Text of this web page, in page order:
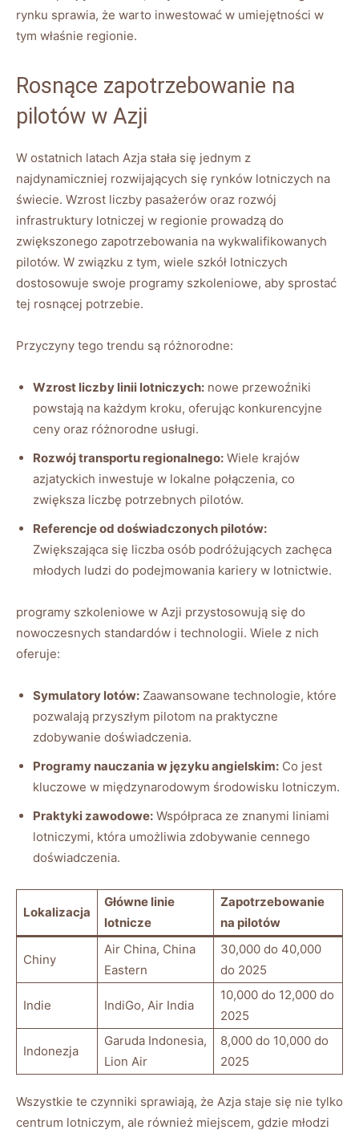
rynku sprawia, że warto inwestować w umiejętności w
tym​ właśnie regionie.
Rosnące zapotrzebowanie na
pilotów w Azji
W ​ostatnich latach Azja stała ​się ⁣jednym z
najdynamiczniej rozwijających się rynków lotniczych na
świecie.⁢ Wzrost ⁢liczby pasażerów oraz ⁣rozwój
infrastruktury ‌lotniczej w ⁣regionie ​prowadzą do
zwiększonego zapotrzebowania na wykwalifikowanych
pilotów.​ W ​związku ⁣z tym, wiele szkół lotniczych
dostosowuje swoje programy szkoleniowe,⁤ aby sprostać⁤
tej rosnącej potrzebie.
Przyczyny tego​ trendu są różnorodne:
Wzrost liczby‌ linii ⁤lotniczych: nowe ​przewoźniki
powstają na każdym kroku, oferując konkurencyjne
ceny oraz różnorodne usługi.
Rozwój transportu regionalnego: ‌Wiele krajów
azjatyckich ⁢inwestuje w lokalne⁣ połączenia, co
zwiększa liczbę ​potrzebnych pilotów.
Referencje od doświadczonych⁣ pilotów:
Zwiększająca się​ liczba osób podróżujących zachęca
młodych ⁤ludzi do podejmowania kariery w lotnictwie.
programy szkoleniowe w Azji przystosowują się ⁢do
⁢nowoczesnych standardów ‍i‍ technologii. Wiele z nich​
oferuje:
Symulatory lotów: Zaawansowane ⁣technologie, które
pozwalają przyszłym pilotom ​na praktyczne
zdobywanie doświadczenia.
Programy nauczania w języku angielskim: Co jest
kluczowe⁢ w międzynarodowym środowisku ​lotniczym.
Praktyki zawodowe: Współpraca ze znanymi liniami
lotniczymi, która umożliwia zdobywanie cennego
doświadczenia.
Lokalizacja
Główne linie
lotnicze
Zapotrzebowanie
na ‌pilotów
Chiny
Air⁢ China, China‌
Eastern
30,000 do 40,000
do‍ 2025
Indie IndiGo, Air India
10,000 do 12,000 do
2025
Indonezja
Garuda Indonesia,
Lion Air
8,000 do ‌10,000 do
2025
Wszystkie te czynniki sprawiają,⁤ że Azja ‍staje się nie⁣ tylko
centrum ‍lotniczym,​ ale również miejscem, gdzie młodzi